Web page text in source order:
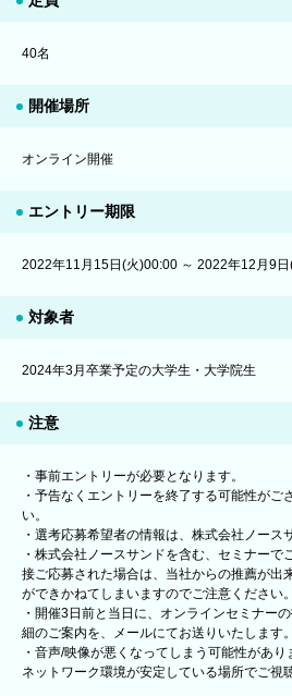
40名
開催場所
オンライン開催
エントリー期限
2022年11月15日(火)00:00 ～ 2022年12月9
対象者
2024年3月卒業予定の大学生・大学院生
注意
・事前エントリーが必要となります。
・予告なくエントリーを終了する可能性がご
い。
・選考応募希望者の情報は、株式会社ノース
・株式会社ノースサンドを含む、セミナー
接ご応募された場合は、当社からの推薦が出
ができかねてしまいますのでご注意ください。
・開催3日前と当日に、オンラインセミナー
細のご案内を、メールにてお送りいたします
・音声/映像が悪くなってしまう可能性があ
ネットワーク環境が安定している場所でご視